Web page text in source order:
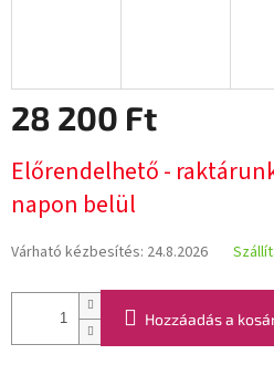
28 200 Ft
Előrendelhető -
napon belül
Várható kézbesítés: 24.8.2026
Hozzáadás a